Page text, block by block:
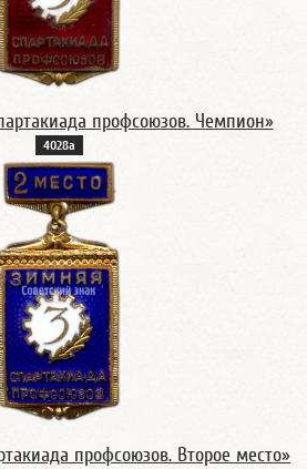
профсоюзов. Чемпион»
4028а
профсоюзов. Второе место»